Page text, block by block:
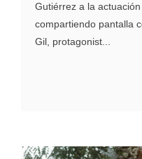
Gutiérrez a la
compartiendo pantalla
Gil, protagonist...